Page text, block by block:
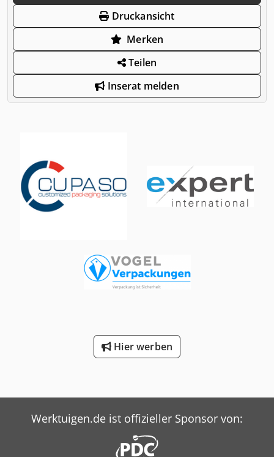
Druckansicht
Merken
Teilen
Inserat melden
Hier werben
Werktuigen.de ist offizieller Sponsor von: